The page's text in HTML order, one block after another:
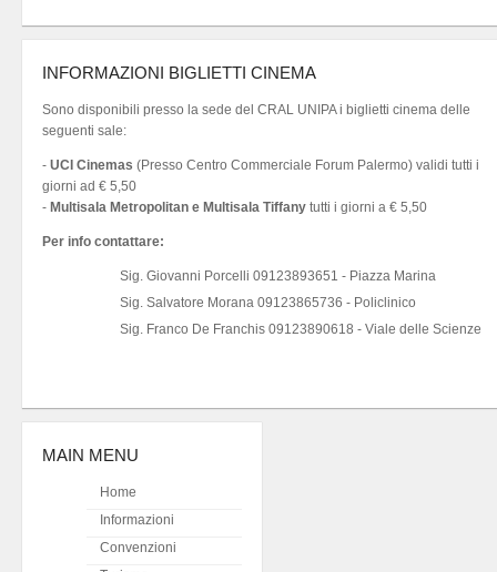
INFORMAZIONI BIGLIETTI CINEMA
Sono disponibili presso la sede del CRAL UNIPA i biglietti cinema delle
seguenti sale:
- UCI Cinemas (Presso Centro Commerciale Forum Palermo) validi tutti i
giorni ad € 5,50
- Multisala Metropolitan e Multisala Tiffany tutti i giorni a € 5,50
Per info contattare:
Sig. Giovanni Porcelli 09123893651 - Piazza Marina
Sig. Salvatore Morana 09123865736 - Policlinico
Sig. Franco De Franchis 09123890618 - Viale delle Scienze
MAIN MENU
Home
Informazioni
Convenzioni